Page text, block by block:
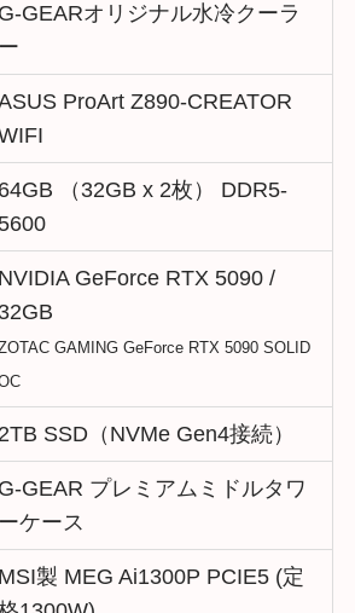
G-GEARオリジナル水冷クーラ
ー
ProArt Z890-CREATOR
64GB （32GB x 2枚） DDR5-
5600
NVIDIA GeForce RTX 5090 /
32GB
GAMING GeForce RTX 5090 SOLID
2TB SSD（NVMe Gen4接続）
G-GEAR プレミアムミドルタワ
ーケース
MSI製 MEG Ai1300P PCIE5 (定